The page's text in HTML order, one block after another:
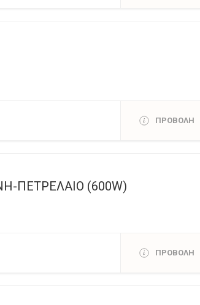
ΠΡΟΒΟΛΗ
ΠΕΤΡΕΛΑΙΟ (600W)
ΠΡΟΒΟΛΗ